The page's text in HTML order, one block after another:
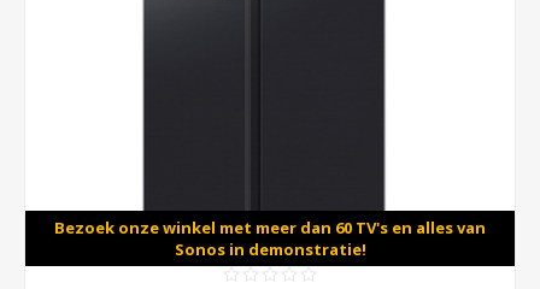
Bezoek onze winkel met meer dan 60 TV's en alles van
Sonos in demonstratie!